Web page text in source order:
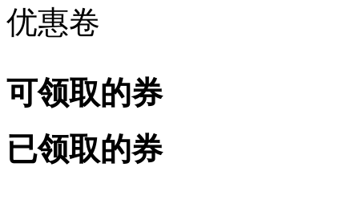
优惠卷
可领取的券
已领取的券